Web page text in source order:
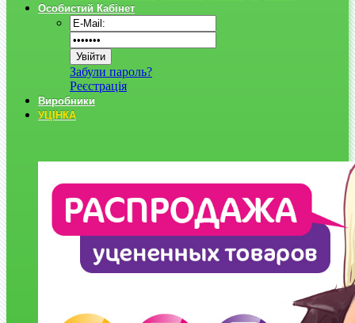
Особистий Кабінет
Забули пароль?
Реєстрація
Виробники
УЦІНКА